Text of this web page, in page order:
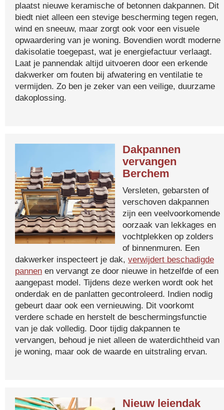
plaatst nieuwe keramische of betonnen dakpannen. Dit
biedt niet alleen een stevige bescherming tegen regen,
wind en sneeuw, maar zorgt ook voor een visuele
opwaardering van je woning. Bovendien wordt moderne
dakisolatie toegepast, wat je energiefactuur verlaagt.
Laat je pannendak altijd uitvoeren door een erkende
dakwerker om fouten bij afwatering en ventilatie te
vermijden. Zo ben je zeker van een veilige, duurzame
dakoplossing.
Dakpannen
vervangen
Berchem
Versleten, gebarsten of
verschoven dakpannen
zijn een veelvoorkomende
oorzaak van lekkages en
vochtplekken op zolders
of binnenmuren. Een
dakwerker inspecteert je dak, verwijdert beschadigde
pannen en vervangt ze door nieuwe in hetzelfde of een
aangepast model. Tijdens deze werken wordt ook het
onderdak en de panlatten gecontroleerd. Indien nodig
gebeurt daar ook een vernieuwing. Dit voorkomt
verdere schade en herstelt de beschermingsfunctie
van je dak volledig. Door tijdig dakpannen te
vervangen, behoud je niet alleen de waterdichtheid van
je woning, maar ook de waarde en uitstraling ervan.
Nieuw leiendak